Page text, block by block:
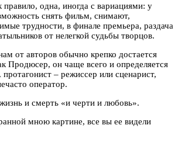
одна, иногда с вариациями: у
снять фильм, снимают,
трудности, в финале премьера, раздача
от нелегкой судьбы творцов.
от авторов обычно крепко достается
Продюсер, он чаще всего и определяется
– режиссер или сценарист,
оператор.
и смерть «и черти и любовь».
мною картине, все вы ее видели